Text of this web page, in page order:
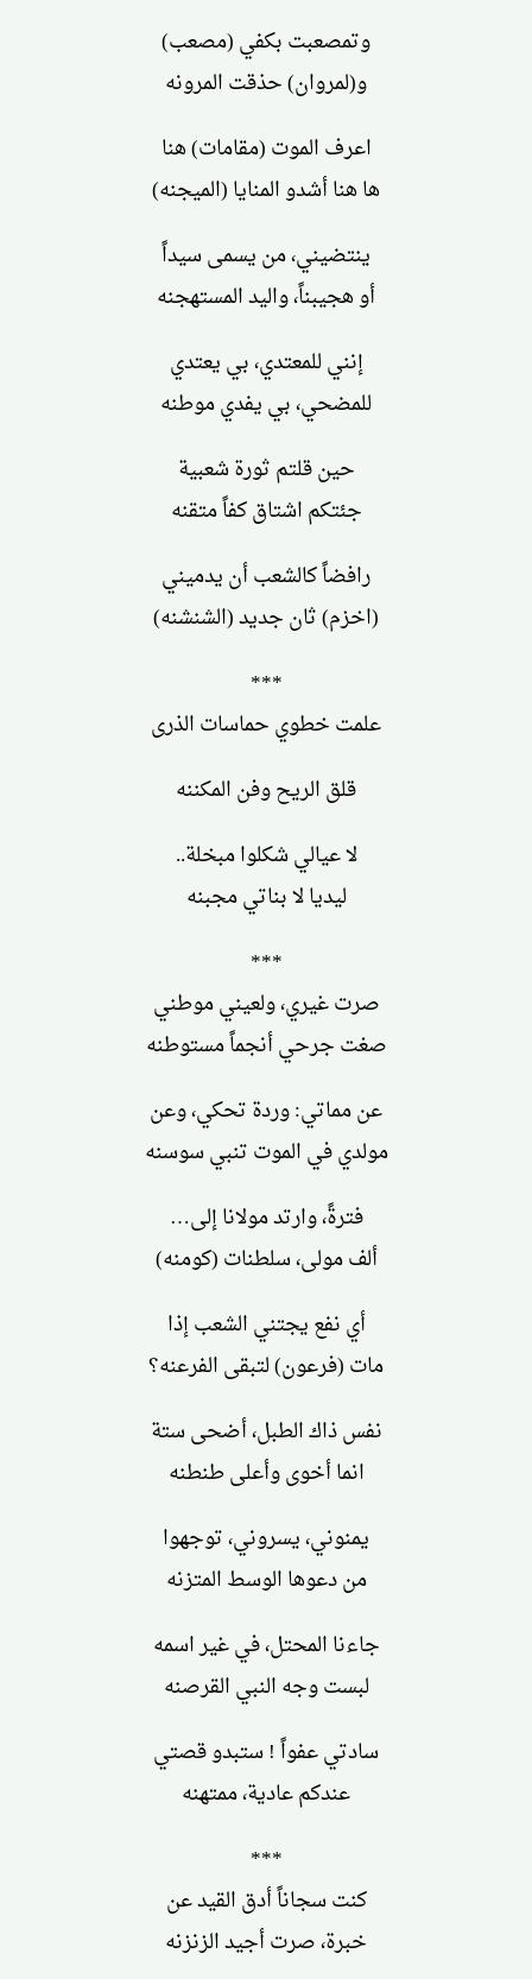
وتمصعبت بكفي (مصعب)
و(لمروان) حذقت المرونه
اعرف الموت (مقامات) هنا
ها هنا أشدو المنايا (الميجنه)
ينتضيني، من يسمى سيداً
أو هجيبناً، واليد المستهجنه
إنني للمعتدي، بي يعتدي
للمضحي، بي يفدي موطنه
حين قلتم ثورة شعبية
جئتكم اشتاق كفاً متقنه
رافضاً كالشعب أن يدميني
(اخزم) ثان جديد (الشنشنه)
***
علمت خطوي حماسات الذرى
قلق الريح وفن المكننه
لا عيالي شكلوا مبخلة..
ليديا لا بناتي مجبنه
***
صرت غيري، ولعيني موطني
صغت جرحي أنجماً مستوطنه
عن مماتي: وردة تحكي، وعن
مولدي في الموت تنبي سوسنه
فترةً، وارتد مولانا إلى…
ألف مولى، سلطنات (كومنه)
أي نفع يجتني الشعب إذا
مات (فرعون) لتبقى الفرعنه؟
نفس ذاك الطبل، أضحى ستة
انما أخوى وأعلى طنطنه
يمنوني، يسروني، توجهوا
من دعوها الوسط المتزنه
جاءنا المحتل، في غير اسمه
لبست وجه النبي القرصنه
سادتي عفواً ! ستبدو قصتي
عندكم عادية، ممتهنه
***
كنت سجاناً أدق القيد عن
خبرة، صرت أجيد الزنزنه